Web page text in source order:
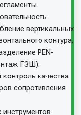
вертикальных
контура,
PEN-
ГЗШ).
качества
сопротивления